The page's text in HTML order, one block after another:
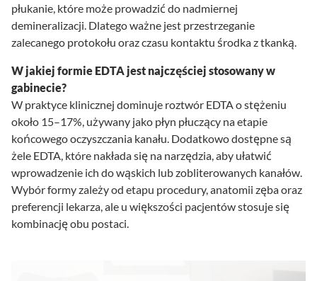
płukanie, które może prowadzić do nadmiernej
demineralizacji. Dlatego ważne jest przestrzeganie
zalecanego protokołu oraz czasu kontaktu środka z tkanką.
W jakiej formie EDTA jest najczęściej stosowany w
gabinecie?
W praktyce klinicznej dominuje roztwór EDTA o stężeniu
około 15–17%, używany jako płyn płuczący na etapie
końcowego oczyszczania kanału. Dodatkowo dostępne są
żele EDTA, które nakłada się na narzędzia, aby ułatwić
wprowadzenie ich do wąskich lub zobliterowanych kanałów.
Wybór formy zależy od etapu procedury, anatomii zęba oraz
preferencji lekarza, ale u większości pacjentów stosuje się
kombinację obu postaci.